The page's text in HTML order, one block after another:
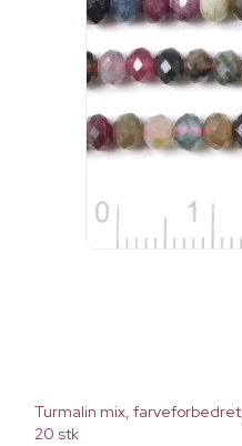
Turmalin mix,
20 stk